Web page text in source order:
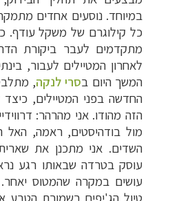
במיוחד. נוסעים אחדים
כל קילוגרם של משקל עודף.
מתקדמים לעבר ביקורת
לאחרון המטיילים לעבור,
המשך היום בסרי לנקה,
החדשה בפני המטיילים,
הזה מהודו. אני מהרהר:
מול בודהיסטים, ראמה, האל
השדים. אני מתכנן את
עוסק בטרדה שבאותו רגע
עושים במקרה שהמטוס
טיול הג'יפים בשמורת הטבע